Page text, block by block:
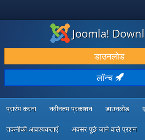
डाउनलोड करें और बढ़ाएं
खोजें और जानें
सामुदायिक समर्थन
डेवलपर संसाधन
Joomla!
डाउनलोड
लॉन्च
प्रारंभ करना नवीनतम प्रकाशन डाउनलोड
तकनीकी आवश्यकताएँ अक्सर पूछे जाने वाले प्रशन